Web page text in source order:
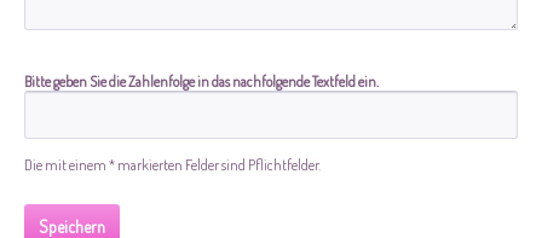
Bitte geben Sie die Zahlenfolge in das nachfolgende Textfeld ein.
Die mit einem * markierten Felder sind Pflichtfelder.
Speichern